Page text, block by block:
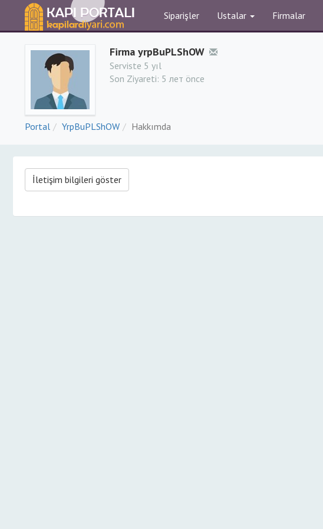
Siparişler Ustalar Firmalar
Firma yrpBuPLShOW
Serviste 5 yıl
Son Ziyareti: 5 лет önce
Portal YrpBuPLShOW Hakkımda
İletişim bilgileri göster